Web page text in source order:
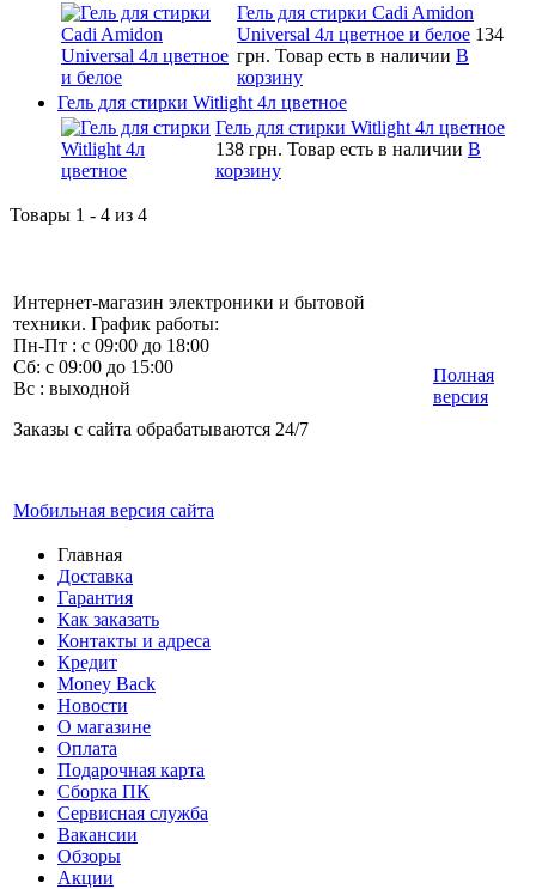
Гель для стирки Cadi Amidon
Universal 4л цветное и белое 134
грн. Товар есть в наличии В
корзину
Гель для стирки Witlight 4л цветное
Гель для стирки Witlight 4л цветное
138 грн. Товар есть в наличии В
корзину
Товары 1 - 4 из 4
Интернет-магазин электроники и бытовой
техники. График работы:
Пн-Пт : с 09:00 до 18:00
Сб: с 09:00 до 15:00
Вс : выходной
Заказы с сайта обрабатываются 24/7
Мобильная версия сайта
Полная
версия
Главная
Доставка
Гарантия
Как заказать
Контакты и адреса
Кредит
Money Back
Новости
О магазине
Оплата
Подарочная карта
Сборка ПК
Сервисная служба
Вакансии
Обзоры
Акции